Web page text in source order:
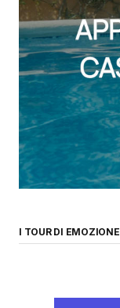
I TOUR DI EMOZIONE